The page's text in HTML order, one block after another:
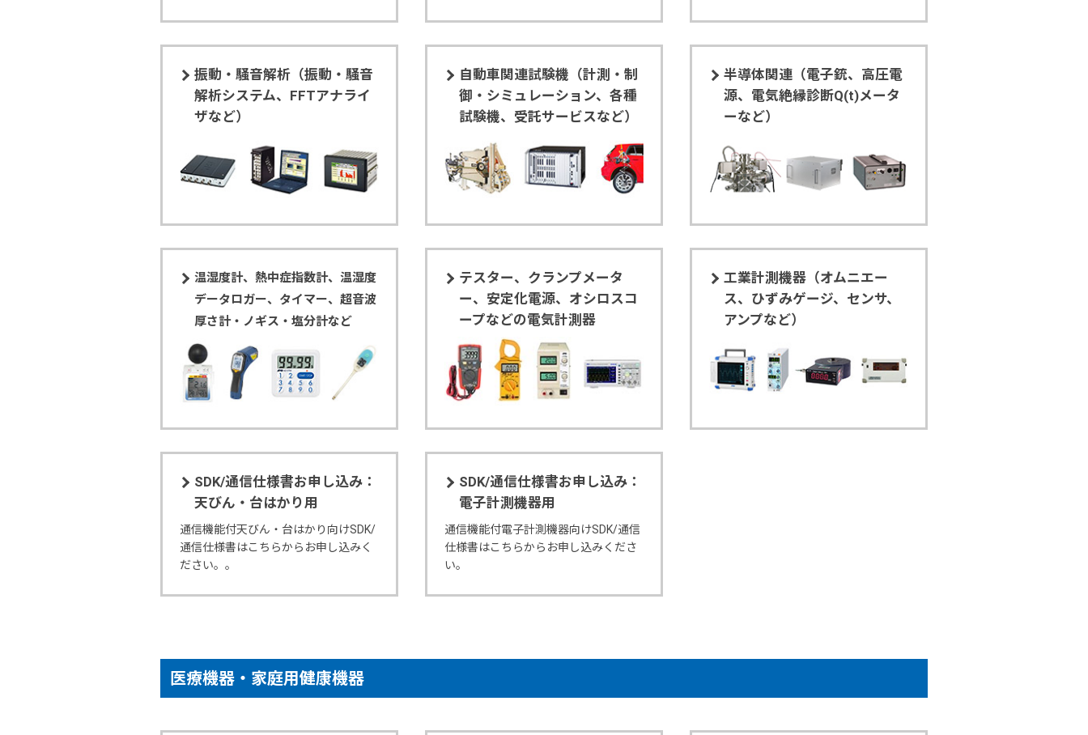
振動・騒音解析（振動・騒音
解析システム、FFTアナライ
ザなど）
自動車関連試験機（計測・制
御・シミュレーション、各種
試験機、受託サービスなど）
半導体関連（電子銃、高圧電
源、電気絶縁診断Q(t)メータ
ーなど）
温湿度計、熱中症指数計、温湿度
データロガー、タイマー、超音波
厚さ計・ノギス・塩分計など
テスター、クランプメータ
ー、安定化電源、オシロスコ
ープなどの電気計測器
工業計測機器（オムニエー
ス、ひずみゲージ、センサ、
アンプなど）
SDK/通信仕様書お申し込み：
天びん・台はかり用
通信機能付天びん・台はかり向けSDK/
通信仕様書はこちらからお申し込みく
ださい。。
SDK/通信仕様書お申し込み：
電子計測機器用
通信機能付電子計測機器向けSDK/通信
仕様書はこちらからお申し込みくださ
い。
医療機器・家庭用健康機器